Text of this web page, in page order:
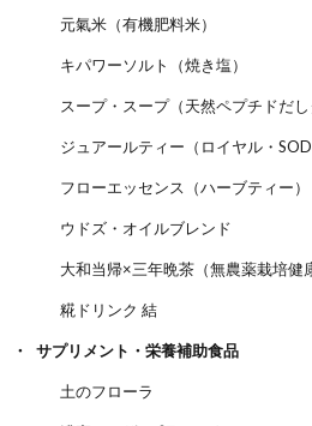
元氣米（有機肥料米）
キパワーソルト（焼き塩）
スープ・スープ（天然ペプチドだし
ジュアールティー（ロイヤル・SOD
フローエッセンス（ハーブティー）
ウドズ・オイルブレンド
大和当帰×三年晩茶（無農薬栽培健
糀ドリンク 結
サプリメント・栄養補助食品
土のフローラ